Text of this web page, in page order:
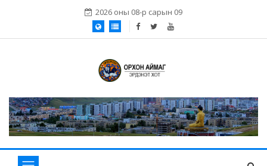
2026 оны 08-р сарын 09